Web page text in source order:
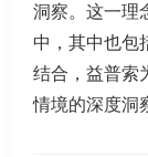
洞察。这一理
中，其中也包
结合，益普索
情境的深度洞